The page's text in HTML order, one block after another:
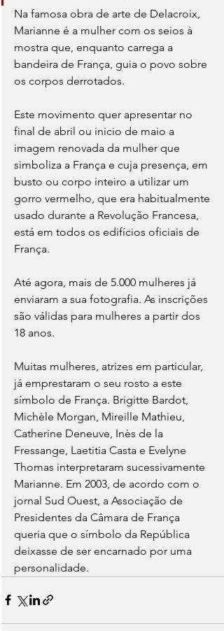
Na famosa obra de arte de Delacroix,
Marianne é a mulher com os seios à
mostra que, enquanto carrega a
bandeira de França, guia o povo sobre
os corpos derrotados.
Este movimento quer apresentar no
final de abril ou inicio de maio a
imagem renovada da mulher que
simboliza a França e cuja presença, em
busto ou corpo inteiro a utilizar um
gorro vermelho, que era habitualmente
usado durante a Revolução Francesa,
está em todos os edifícios oficiais de
França.
Até agora, mais de 5.000 mulheres já
enviaram a sua fotografia. As inscrições
são válidas para mulheres a partir dos
18 anos.
Muitas mulheres, atrizes em particular,
já emprestaram o seu rosto a este
símbolo de França. Brigitte Bardot,
Michèle Morgan, Mireille Mathieu,
Catherine Deneuve, Inès de la
Fressange, Laetitia Casta e Evelyne
Thomas interpretaram sucessivamente
Marianne. Em 2003, de acordo com o
jornal Sud Ouest, a Associação de
Presidentes da Câmara de França
queria que o símbolo da República
deixasse de ser encarnado por uma
personalidade.